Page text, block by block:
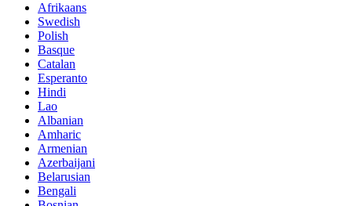
Afrikaans
Swedish
Polish
Basque
Catalan
Esperanto
Hindi
Lao
Albanian
Amharic
Armenian
Azerbaijani
Belarusian
Bengali